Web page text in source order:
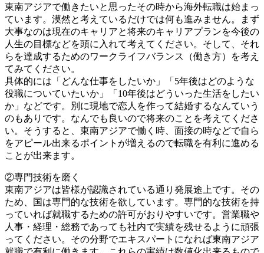
東南アジアで働きたいと思ったその時から海外転職は始まっ
ています。漠然と考えているだけでは何も進みません。まず
大事なのは現在のキャリアと将来のキャリアプランを今後の
人生の目標などを頭に入れて考えてください。そして、それ
らを達成するためのワークライフバランス（働き方）を考え
てみてください。
具体的には「どんな仕事をしたいか」「5年後はどのような
役職についていたいか」「10年後はどういった生活をしたい
か」などです。別に現地で恋人を作って結婚するなんていう
のもありです。なんでも良いので将来のことを考えてくださ
い。そうすると、東南アジアで働く時、面接の時などで自ら
をアピール出来るポイントが増えるので転職を有利に進める
ことが出来ます。
②専門技術を磨く
東南アジアは皆様が認識されている通り発展途上です。その
ため、国は専門的な技術を欲しています。専門的な技術を持
っていれば就職するための許可がおりやすいです。営業職や
人事・経理・総務であっても社内で実績を残せるように頑張
ってください。その分野でエキスパートになれば東南アジア